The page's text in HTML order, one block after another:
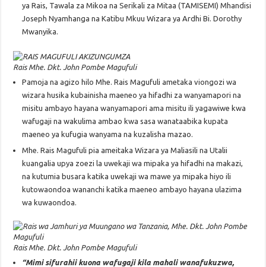
ya Rais, Tawala za Mikoa na Serikali za Mitaa (TAMISEMI) Mhandisi
Joseph Nyamhanga na Katibu Mkuu Wizara ya Ardhi Bi. Dorothy
Mwanyika.
Rais Mhe. Dkt. John Pombe Magufuli
Pamoja na agizo hilo Mhe. Rais Magufuli ametaka viongozi wa
wizara husika kubainisha maeneo ya hifadhi za wanyamapori na
misitu ambayo hayana wanyamapori ama misitu ili yagawiwe kwa
wafugaji na wakulima ambao kwa sasa wanataabika kupata
maeneo ya kufugia wanyama na kuzalisha mazao.
Mhe. Rais Magufuli pia ameitaka Wizara ya Maliasili na Utalii
kuangalia upya zoezi la uwekaji wa mipaka ya hifadhi na makazi,
na kutumia busara katika uwekaji wa mawe ya mipaka hiyo ili
kutowaondoa wananchi katika maeneo ambayo hayana ulazima
wa kuwaondoa.
Rais Mhe. Dkt. John Pombe Magufuli
“Mimi sifurahii kuona wafugaji kila mahali wanafukuzwa,